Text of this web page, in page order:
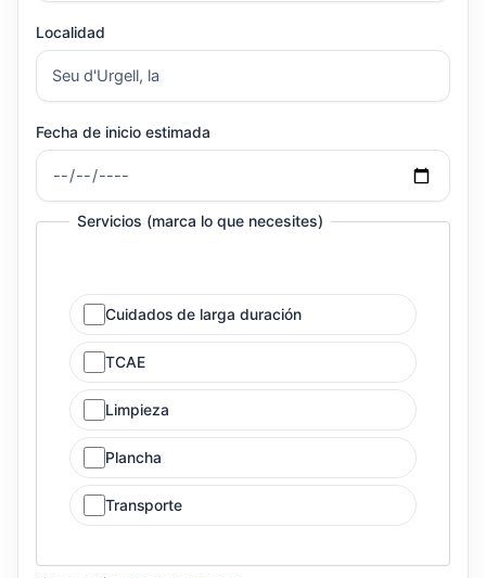
Localidad
Fecha de inicio estimada
Servicios (marca lo que necesites)
Cuidados de larga duración
TCAE
Limpieza
Plancha
Transporte